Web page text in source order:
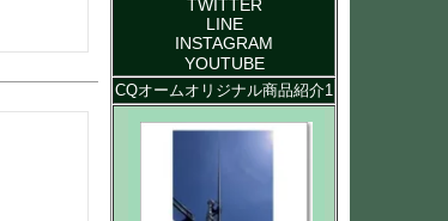
TWITTER
LINE
INSTAGRAM
YOUTUBE
CQオームオリジナル商品紹介1